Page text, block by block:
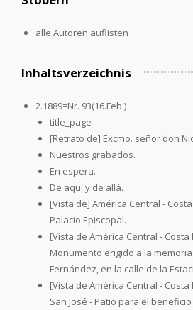
alle Autoren auflisten
Inhaltsverzeichnis
2.1889=Nr. 93(16.Feb.)
title_page
[Retrato de] Excmo. señor don
Nuestros grabados.
En espera.
De aquí y de allá.
[Vista de] América Central - Costa
Palacio Episcopal.
[Vista de América Central - Costa
Monumento erigido a la
Fernández, en la calle de la
[Vista de América Central -
San José - Patio para el